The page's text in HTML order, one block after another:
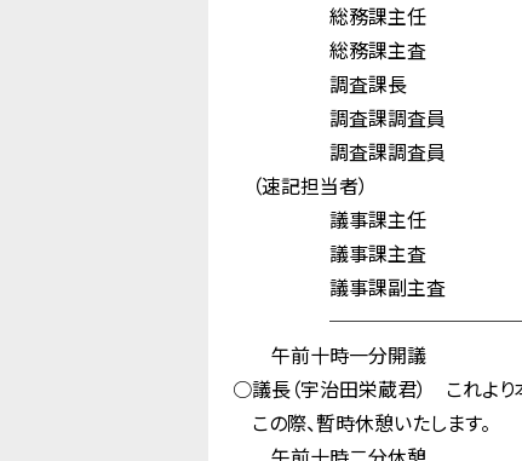
総務課主
総務課主
調査課長
調査課調査
調査課調査
（速記担当者）
議事課主
議事課主
議事課副主
午前十時一分開議
○議長（宇治田栄蔵君） これより
この際、暫時休憩いたします。